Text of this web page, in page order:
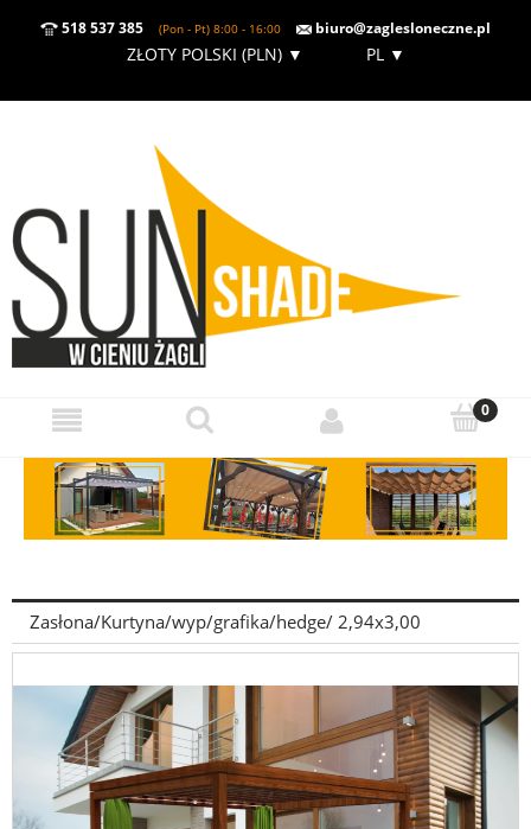
518 537 385 (Pon - Pt) 8:00 - 16:00 biuro@zaglesloneczne.pl
ZŁOTY POLSKI (PLN)▼ PL ▼
Zasłona/Kurtyna/wyp/grafika/hedge/ 2,94x3,00